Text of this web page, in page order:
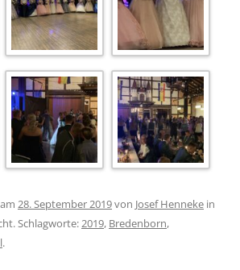
28. September 2019von Josef Henneke in
Schlagworte:2019, Bredenborn,
.